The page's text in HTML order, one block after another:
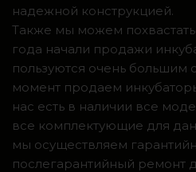
надежной конструкцией.
Также мы можем
года начали продажи
пользуются очень большим
момент продаем
нас есть в наличии все
все комплектующие для
мы осуществляем
послегарантийный ремонт